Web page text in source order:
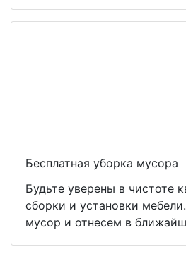
Бесплатная уборка мусора
Будьте уверены в чистоте
сборки и установки
мусор и отнесем в